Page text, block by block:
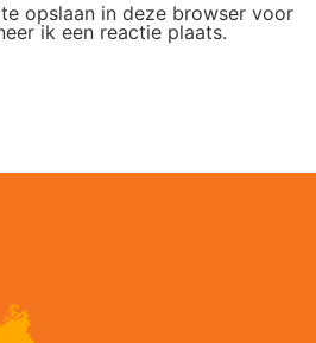
opslaan in deze browser voor
ik een reactie plaats.